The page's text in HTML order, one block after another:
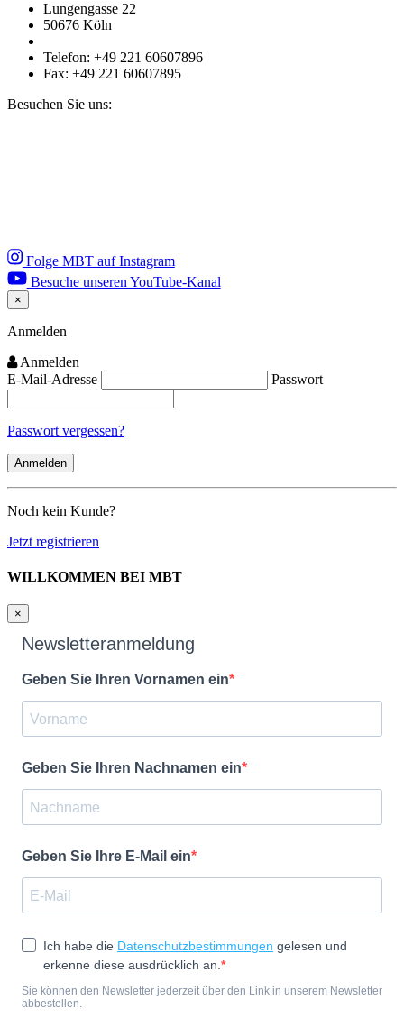
Lungengasse 22
50676 Köln
Telefon: +49 221 60607896
Fax: +49 221 60607895
Besuchen Sie uns:
Folge MBT auf Instagram
Besuche unseren YouTube-Kanal
×
Close
Anmelden
Anmelden
E-Mail-Adresse
Passwort
Passwort vergessen?
Noch kein Kunde?
Jetzt registrieren
WILLKOMMEN BEI MBT
×
Newsletteranmeldung
Geben Sie Ihren Vornamen ein
Geben Sie Ihren Nachnamen ein
Geben Sie Ihre E-Mail ein
Ich habe die Datenschutzbestimmungen gelesen und
erkenne diese ausdrücklich an.
Sie können den Newsletter jederzeit über den Link in unserem Newsletter
abbestellen.